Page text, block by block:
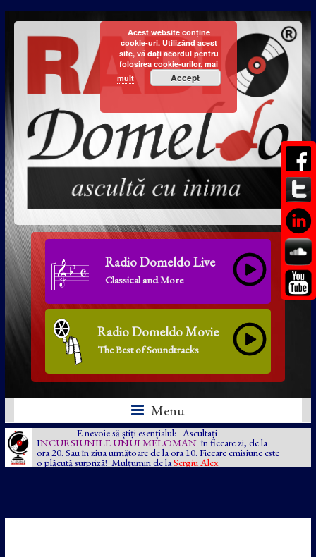
Radio Domeldo Live
Classical and More
Radio Domeldo Movie
The Best of Soundtracks
Menu
E nevoie să știți esențialul: Ascultați
INCURSIUNILE UNUI MELOMAN în fiecare zi, de la
ora 20. Sau în ziua următoare de la ora 10. Fiecare emisiune este
o plăcută surpriză! Mulțumiri de la Sergiu Alex.
Acest website conține
cookie-uri. Utilizând acest
site, vă dați acordul pentru
folosirea cookie-urilor. mai
mult
Accept